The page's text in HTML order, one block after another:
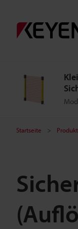
Startseite